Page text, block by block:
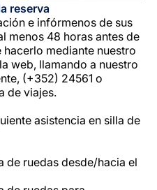
reserva
e infórmenos de sus
menos 48 horas antes de
hacerlo mediante nuestro
web, llamando a nuestro
(+352) 24561 o
de viajes.
asistencia en silla de
de ruedas desde/hacia el